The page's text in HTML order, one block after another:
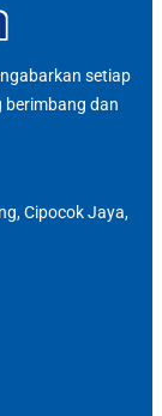
setiap
berimbang dan
Cipocok Jaya,